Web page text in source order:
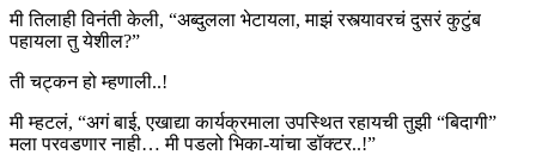
मी तिलाही विनंती केली, “अब्दुलला भेटायला, माझं रस्त्यावरचं दुसरं कुटुंब
पहायला तु येशील?”
ती चट्कन हो म्हणाली..!
मी म्हटलं, “अगं बाई, एखाद्या कार्यक्रमाला उपस्थित रहायची तुझी “बिदागी”
मला परवडणार नाही… मी पडलो भिका-यांचा डॉक्टर..!”